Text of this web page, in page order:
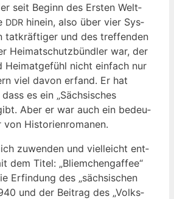
seit Beginn des Ers­ten Welt­
DDR hin­ein, also über vier Sys­
tat­kräf­ti­ger und des tref­fen­den
Hei­mat­schutz­bünd­ler war, der
Hei­mat­ge­fühl nicht ein­fach nur
viel davon erfand. Er hat
es ein „Säch­si­sches
Aber er war auch ein bedeu­
Historienromanen.
zuwen­den und viel­leicht ent­
dem Titel: „Bli­em­chen­gaf­fee“
Erfin­dung des „säch­si­schen
und der Bei­trag des „Volks­